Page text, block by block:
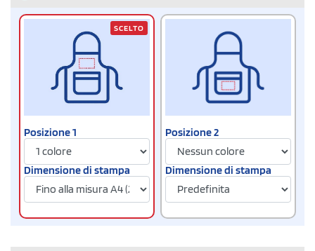
Posizione 1
Dimensione di stampa
SCELTO
Posizione 2
Dimensione di stampa